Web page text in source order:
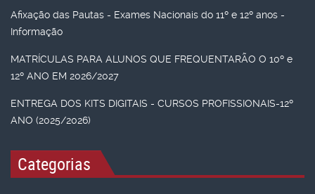
Afixação das Pautas - Exames Nacionais do 11º e 12º anos -
Informação
MATRÍCULAS PARA ALUNOS QUE FREQUENTARÃO O 10º e
12º ANO EM 2026/2027
ENTREGA DOS KITS DIGITAIS - CURSOS PROFISSIONAIS-12º
ANO (2025/2026)
Categorias